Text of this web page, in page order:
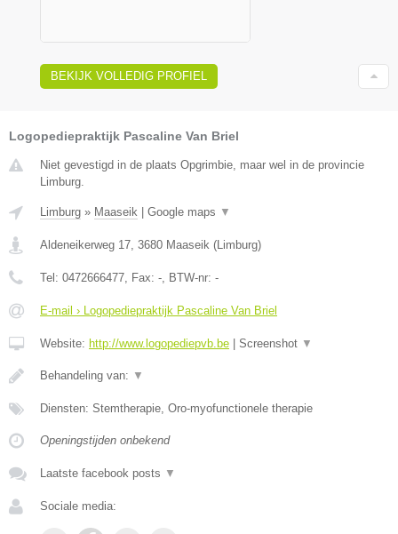
BEKIJK VOLLEDIG PROFIEL
Logopediepraktijk Pascaline Van Briel
Niet gevestigd in de plaats Opgrimbie, maar wel in de provincie
Limburg.
Limburg » Maaseik Google maps ▼
Aldeneikerweg 17 3680 Maaseik ( Limburg)
Tel: 0472666477 , Fax: - , BTW-nr: -
E-mail › Logopediepraktijk Pascaline Van Briel
Website: http://www.logopediepvb.be Screenshot ▼
Behandeling van: ▼
Diensten: Stemtherapie, Oro-myofunctionele therapie
Openingstijden onbekend
Laatste facebook posts ▼
Sociale media: